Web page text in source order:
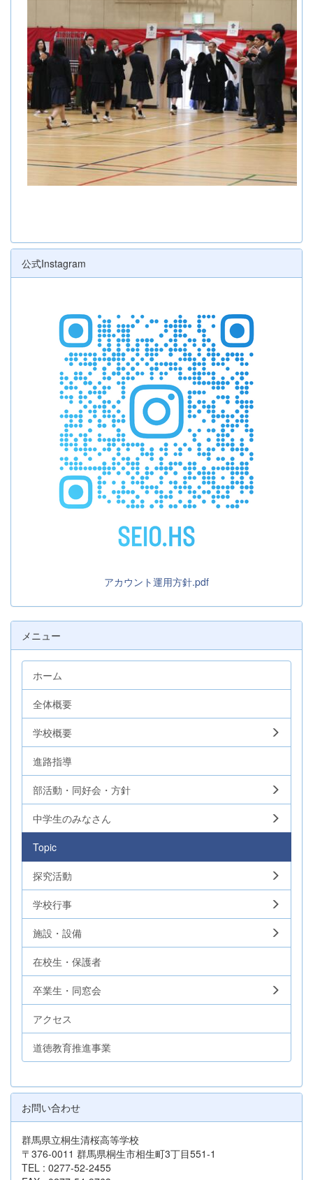
公式Instagram
アカウント運用方針.pdf
メニュー
ホーム
全体概要
学校概要
進路指導
部活動・同好会・方針
中学生のみなさん
Topic
探究活動
学校行事
施設・設備
在校生・保護者
卒業生・同窓会
アクセス
道徳教育推進事業
お問い合わせ
群馬県立桐生清桜高等学校
〒376-0011 群馬県桐生市相生町3丁目551-1
TEL : 0277-52-2455